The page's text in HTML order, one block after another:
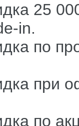
25
in.
по
при
по